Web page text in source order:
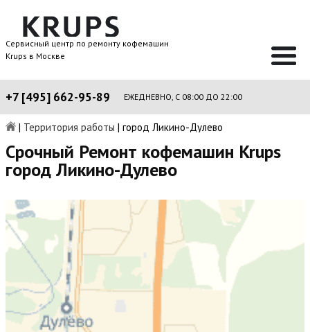
Сервисный центр по ремонту кофемашин
Krups в Москве
+7 [495] 662-95-89 ЕЖЕДНЕВНО, С 08:00 ДО 22:00
| Территория работы | город Ликино-Дулево
Срочный Ремонт кофемашин Krups
город Ликино-Дулево